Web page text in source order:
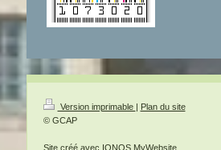
Version imprimable | Plan du site
© GCAP
Site créé avec IONOS MyWebsite.